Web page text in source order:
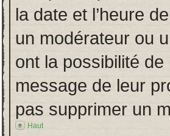
la date et l’heure
un modérateur ou
ont la possibilité de
message de leur
pas supprimer un
Haut